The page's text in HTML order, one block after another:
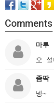
Comments
마루
오.
좀딱
넹~